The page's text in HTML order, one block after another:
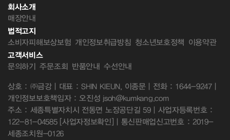
회사소개
매장안내
법적고지
소비자피해보상보험 개인정보취급방침 청소년보호정책 이용약관
고객서비스
문의하기 주문조회 반품안내 수선안내
상호 : ㈜금강 | 대표 : SHIN KIEUN, 이종문 | 전화 : 1644-9247 |
개인정보보호책임자 : 오진성 jsoh@kumkang.com
주소 : 세종특별자치시 전동면 노장공단길 59 | 사업자등록번호 :
122-81-04585 [사업자정보확인] | 통신판매업신고번호 : 2019-
세종조치원-0126